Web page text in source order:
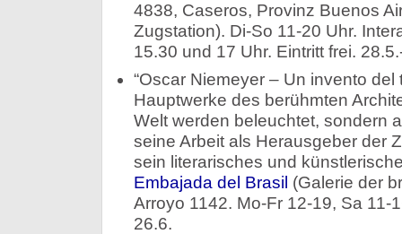
4838, Caseros, Provinz Buenos
Zugstation). Di-So 11-20 Uhr.
15.30 und 17 Uhr. Eintritt frei.
“Oscar Niemeyer – Un invento del
Hauptwerke des berühmten
Welt werden beleuchtet, sondern
seine Arbeit als Herausgeber der
sein literarisches und
Embajada del Brasil (Galerie der
Arroyo 1142. Mo-Fr 12-19, Sa 11-
26.6.